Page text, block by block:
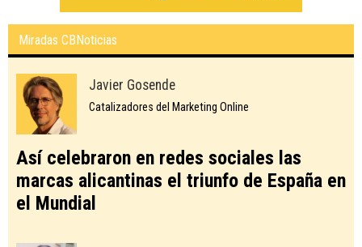
Miradas CBNoticias
Javier Gosende
Catalizadores del Marketing Online
Así celebraron en redes sociales las
marcas alicantinas el triunfo de España en
el Mundial